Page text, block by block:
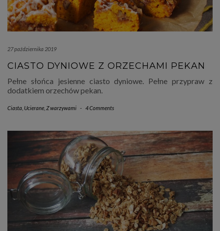
27 października 2019
CIASTO DYNIOWE Z ORZECHAMI PEKAN
Pełne słońca jesienne ciasto dyniowe. Pełne przypraw z
dodatkiem orzechów pekan.
Ciasta Ucierane Z warzywami - 4 Comments